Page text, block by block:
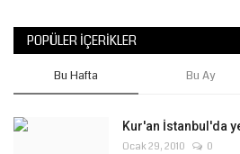
POPÜLER İÇERIKLER
Bu Hafta Bu Ay
Kur'an İstanbul'da
Ocak 29, 2010 0